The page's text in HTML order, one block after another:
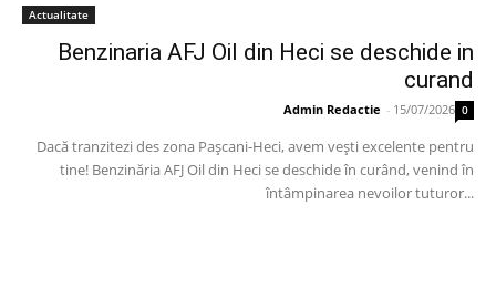
Actualitate
Benzinaria AFJ Oil din Heci se deschide in
curand
Admin Redactie - 15/07/2026 0
Dacă tranzitezi des zona Pașcani-Heci, avem vești excelente pentru
tine! Benzinăria AFJ Oil din Heci se deschide în curând, venind în
întâmpinarea nevoilor tuturor...